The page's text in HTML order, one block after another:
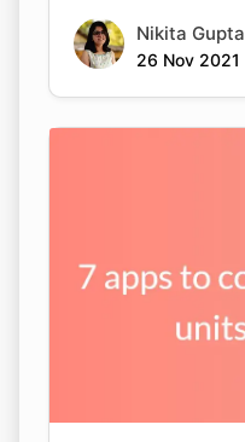
Nikita Gupta
26 Nov 2021